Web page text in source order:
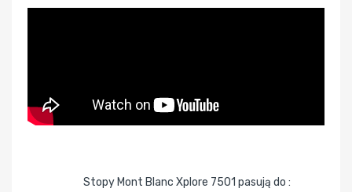
Stopy Mont Blanc Xplore 7501 pasują do :